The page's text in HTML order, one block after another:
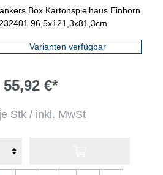
Box Kartonspielhaus Einhorn
96,5x121,3x81,3cm
Varianten verfügbar
55,92 €*
je Stk / inkl. MwSt